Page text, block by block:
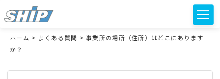
ホーム > よくある質問 >事業所の場所（住所）はどこにあります
か？